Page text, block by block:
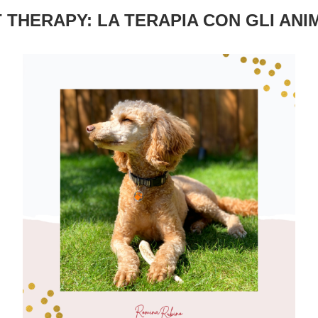
THERAPY: LA TERAPIA CON GLI